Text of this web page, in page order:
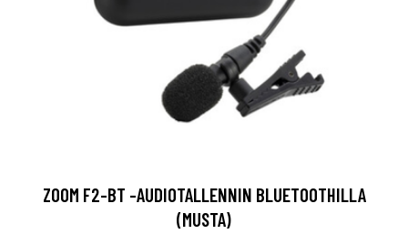
ZOOM F2-BT -AUDIOTALLENNIN BLUETOOTHILLA
(MUSTA)